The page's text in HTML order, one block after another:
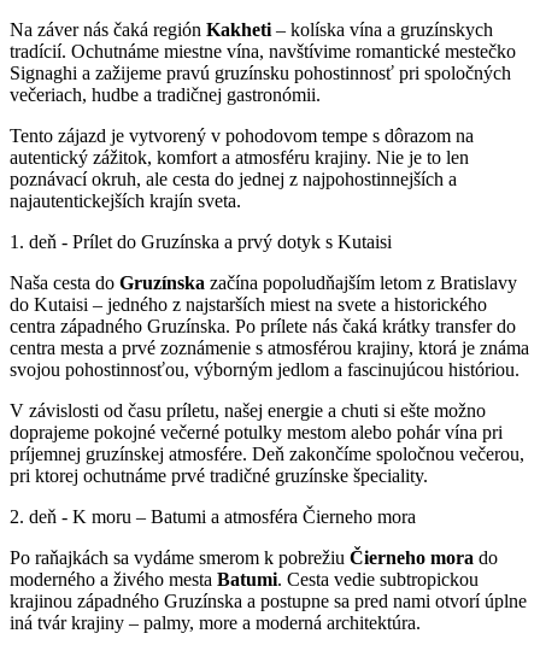
Na záver nás čaká región Kakheti – kolíska vína a gruzínskych
tradícií. Ochutnáme miestne vína, navštívime romantické mestečko
Signaghi a zažijeme pravú gruzínsku pohostinnosť pri spoločných
večeriach, hudbe a tradičnej gastronómii.
Tento zájazd je vytvorený v pohodovom tempe s dôrazom na
autentický zážitok, komfort a atmosféru krajiny. Nie je to len
poznávací okruh, ale cesta do jednej z najpohostinnejších a
najautentickejších krajín sveta.
1. deň - Prílet do Gruzínska a prvý dotyk s Kutaisi
Naša cesta do Gruzínska začína popoludňajším letom z Bratislavy
do Kutaisi – jedného z najstarších miest na svete a historického
centra západného Gruzínska. Po prílete nás čaká krátky transfer do
centra mesta a prvé zoznámenie s atmosférou krajiny, ktorá je známa
svojou pohostinnosťou, výborným jedlom a fascinujúcou históriou.
V závislosti od času príletu, našej energie a chuti si ešte možno
doprajeme pokojné večerné potulky mestom alebo pohár vína pri
príjemnej gruzínskej atmosfére. Deň zakončíme spoločnou večerou,
pri ktorej ochutnáme prvé tradičné gruzínske špeciality.
2. deň - K moru – Batumi a atmosféra Čierneho mora
Po raňajkách sa vydáme smerom k pobrežiu Čierneho mora do
moderného a živého mesta Batumi. Cesta vedie subtropickou
krajinou západného Gruzínska a postupne sa pred nami otvorí úplne
iná tvár krajiny – palmy, more a moderná architektúra.